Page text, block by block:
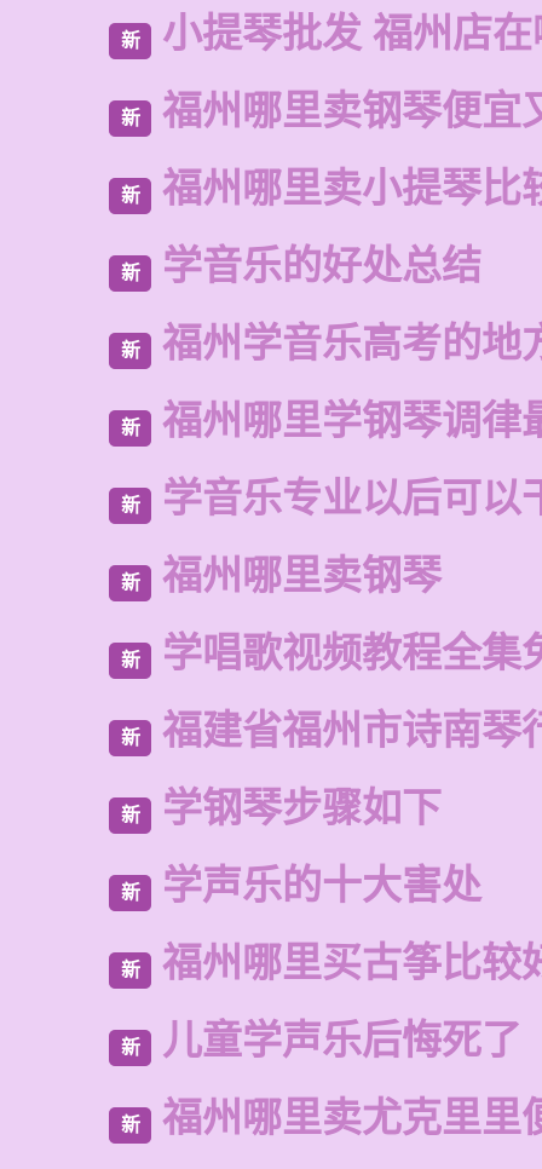
新 小提琴批发 福州店
新 福州哪里卖钢琴便宜
新 福州哪里卖小提琴比
新 学音乐的好处总结
新 福州学音乐高考的地
新 福州哪里学钢琴调律
新 学音乐专业以后可以
新 福州哪里卖钢琴
新 学唱歌视频教程全集
新 福建省福州市诗南琴
新 学钢琴步骤如下
新 学声乐的十大害处
新 福州哪里买古筝比较
新 儿童学声乐后悔死了
新 福州哪里卖尤克里里